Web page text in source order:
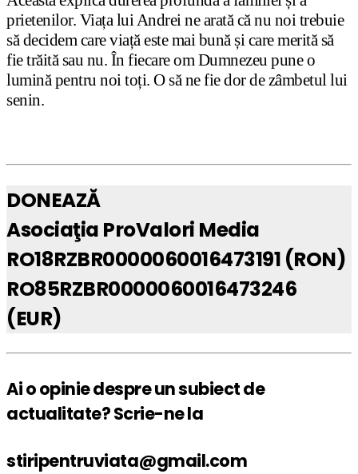
prietenilor. Viața lui Andrei ne arată că nu noi trebuie
să decidem care viață este mai bună și care merită să
fie trăită sau nu. În fiecare om Dumnezeu pune o
lumină pentru noi toți. O să ne fie dor de zâmbetul lui
senin.
DONEAZĂ
Asociaţia ProValori Media
RO18RZBR0000060016473191 (RON)
RO85RZBR0000060016473246
(EUR)
Ai o opinie despre un subiect de
actualitate? Scrie-ne la
stiripentruviata@gmail.com